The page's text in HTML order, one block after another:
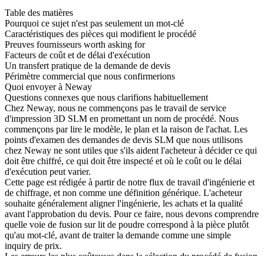
Table des matières
Pourquoi ce sujet n'est pas seulement un mot-clé
Caractéristiques des pièces qui modifient le procédé
Preuves fournisseurs worth asking for
Facteurs de coût et de délai d'exécution
Un transfert pratique de la demande de devis
Périmètre commercial que nous confirmerions
Quoi envoyer à Neway
Questions connexes que nous clarifions habituellement
Chez Neway, nous ne commençons pas le travail de service
d'impression 3D SLM en promettant un nom de procédé. Nous
commençons par lire le modèle, le plan et la raison de l'achat. Les
points d'examen des demandes de devis SLM que nous utilisons
chez Neway ne sont utiles que s'ils aident l'acheteur à décider ce qui
doit être chiffré, ce qui doit être inspecté et où le coût ou le délai
d'exécution peut varier.
Cette page est rédigée à partir de notre flux de travail d'ingénierie et
de chiffrage, et non comme une définition générique. L'acheteur
souhaite généralement aligner l'ingénierie, les achats et la qualité
avant l'approbation du devis. Pour ce faire, nous devons comprendre
quelle voie de fusion sur lit de poudre correspond à la pièce plutôt
qu'au mot-clé, avant de traiter la demande comme une simple
inquiry de prix.